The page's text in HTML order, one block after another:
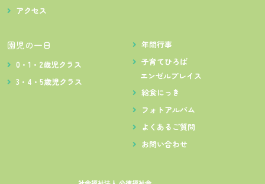
アクセス
園児の一日
0・1・2歳児クラス
3・4・5歳児クラス
年間行事
子育てひろば
エンゼルプレイス
給食にっき
フォトアルバム
よくあるご質問
お問い合わせ